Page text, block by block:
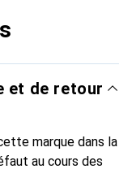
et de retour
marque dans la
au cours des